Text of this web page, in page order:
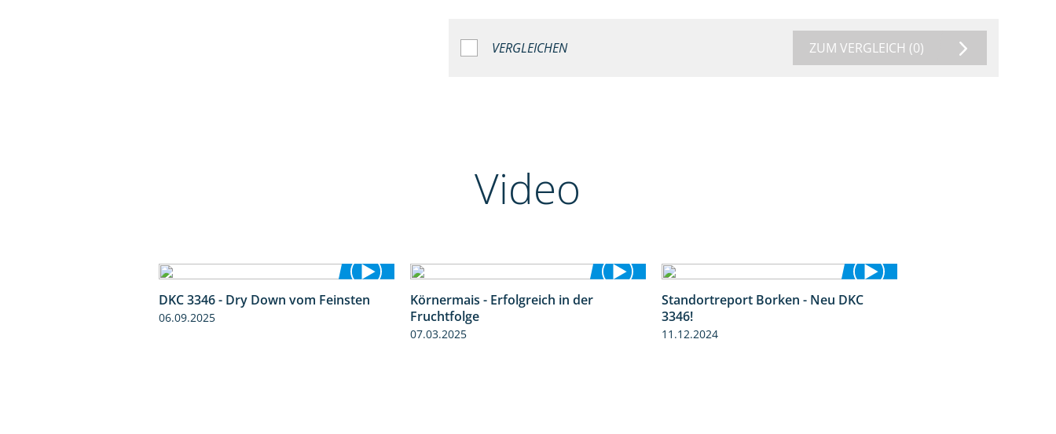
VERGLEICHEN ZUM VERGLEICH (0)
Video
1:38
DKC 3346 - Dry Down vom Feinsten
06.09.2025
Körnermais - Erfolgreich in der
Fruchtfolge
07.03.2025
1:38
Standortreport Borken - Neu DKC
3346!
11.12.2024